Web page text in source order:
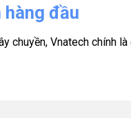
đầu
chuyền, Vnatech chính